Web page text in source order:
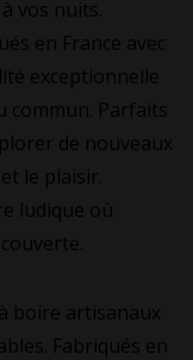
vos nuits.
en France avec
exceptionnelle
commun. Parfaits
de nouveaux
le plaisir.
ludique où
boire artisanaux
Fabriqués en